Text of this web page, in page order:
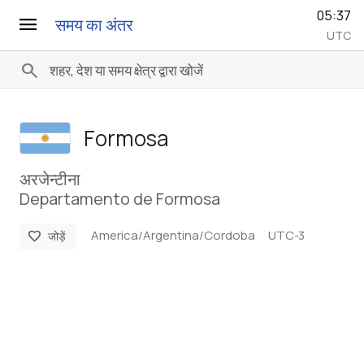
menu समय का अंतर 05:37
UTC
search
Formosa
अरजेन्टीना
Departamento de Formosa
favorite जोड़ें America/Argentina/Cordoba UTC-3